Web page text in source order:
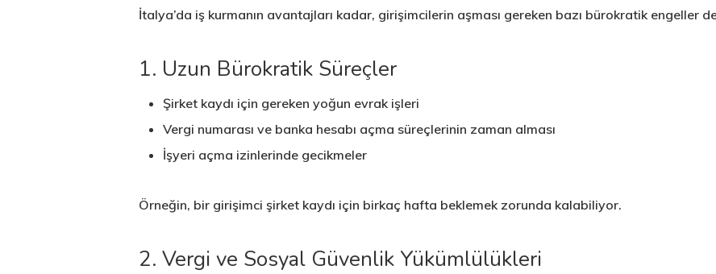
İtalya’da iş kurmanın avantajları kadar, girişimcilerin aşması gereken bazı bürokratik engeller
1. Uzun Bürokratik Süreçler
Şirket kaydı için gereken yoğun evrak işleri
Vergi numarası ve banka hesabı açma süreçlerinin zaman alması
İşyeri açma izinlerinde gecikmeler
Örneğin, bir girişimci şirket kaydı için birkaç hafta beklemek zorunda kalabiliyor.
2. Vergi ve Sosyal Güvenlik Yükümlülükleri